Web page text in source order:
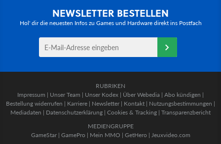
NEWSLETTER BESTELLEN
Hol' dir die neuesten Infos zu Games und Hardware direkt ins Postfach
RUBRIKEN
Impressum | Unser Team | Unser Kodex | Über Webedia | Abo kündigen |
Bestellung widerrufen | Karriere | Newsletter | Kontakt | Nutzungsbestimmungen |
Mediadaten | Datenschutzerklärung | Cookies & Tracking | Transparenzbericht
MEDIENGRUPPE
GameStar| GamePro | Mein MMO | GetHero | Jeuxvideo.com